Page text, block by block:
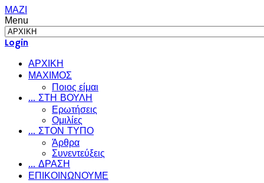
ΜΑΖΙ
Menu
Login
ΑΡΧΙΚΗ
ΜΑΧΙΜΟΣ
Ποιος είμαι
... ΣΤΗ ΒΟΥΛΗ
Ερωτήσεις
Ομιλίες
... ΣΤΟΝ ΤΥΠΟ
Άρθρα
Συνεντεύξεις
... ΔΡΑΣΗ
ΕΠΙΚΟΙΝΩΝΟΥΜΕ